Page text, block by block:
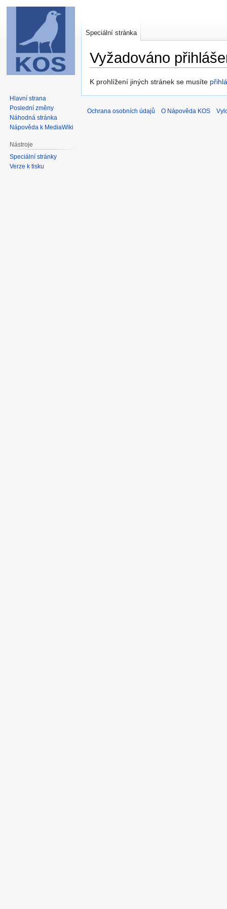
Vyžadováno
Skočit
Skočit
K prohlížení jiných stránek se musíte
Speciální stránka
Hlavní strana
Poslední změny
Náhodná stránka
Nápověda k MediaWiki
Nástroje
Speciální stránky
Verze k tisku
Ochrana osobních údajů O Nápověda KOS